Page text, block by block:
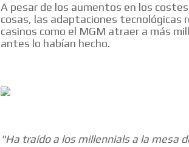
A pesar de los aumentos en los
cosas, las adaptaciones tecnológicas
casinos como el MGM atraer a más
antes lo habían hecho.
"Ha traído a los millennials a la mesa